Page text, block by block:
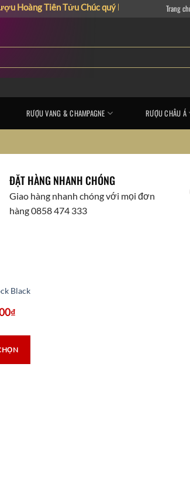
Tiên TửuChúc quý khách có những giâyTrang
RƯỢU VANG & CHAMPAGNE RƯỢU CHÂU Á
ĐẶT HÀNG NHANH CHÓNG
Giao hàng nhanh chóng với mọi đơn
hàng 0858 474 333
Black
₫